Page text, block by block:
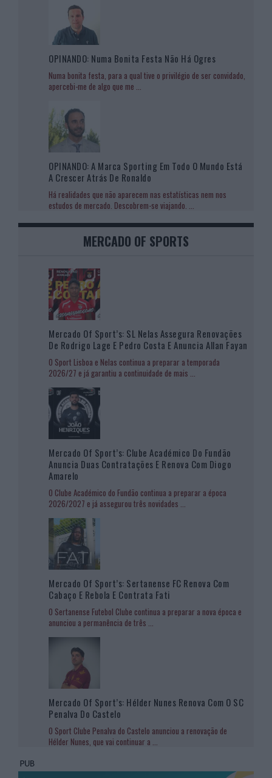
OPINANDO: Numa Bonita Festa Não Há Ogres
Numa bonita festa, para a qual tive o privilégio de ser convidado,
apercebi-me de algo que me ...
OPINANDO: A Marca Sporting Em Todo O Mundo Está
A Crescer Atrás De Ronaldo
Há realidades que não aparecem nas estatísticas nem nos
estudos de mercado. Descobrem-se viajando. ...
MERCADO OF SPORTS
Mercado Of Sport’s: SL Nelas Assegura Renovações
De Rodrigo Lage E Pedro Costa E Anuncia Allan Fayan
O Sport Lisboa e Nelas continua a preparar a temporada
2026/27 e já garantiu a continuidade de mais ...
Mercado Of Sport’s: Clube Académico Do Fundão
Anuncia Duas Contratações E Renova Com Diogo
Amarelo
O Clube Académico do Fundão continua a preparar a época
2026/2027 e já assegurou três novidades ...
Mercado Of Sport’s: Sertanense FC Renova Com
Cabaço E Rebola E Contrata Fati
O Sertanense Futebol Clube continua a preparar a nova época e
anunciou a permanência de três ...
Mercado Of Sport’s: Hélder Nunes Renova Com O SC
Penalva Do Castelo
O Sport Clube Penalva do Castelo anunciou a renovação de
Hélder Nunes, que vai continuar a ...